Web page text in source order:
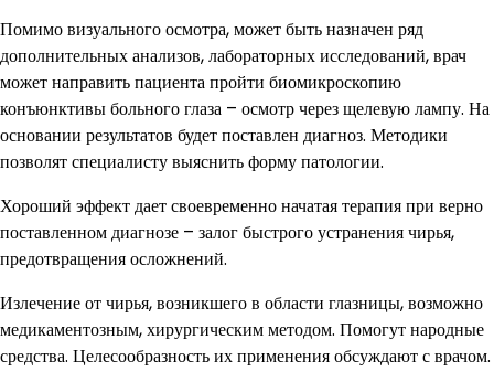
Помимо визуального осмотра, может быть назначен ряд
дополнительных анализов, лабораторных исследований, врач
может направить пациента пройти биомикроскопию
конъюнктивы больного глаза – осмотр через щелевую лампу. На
основании результатов будет поставлен диагноз. Методики
позволят специалисту выяснить форму патологии.
Хороший эффект дает своевременно начатая терапия при верно
поставленном диагнозе – залог быстрого устранения чирья,
предотвращения осложнений.
Излечение от чирья, возникшего в области глазницы, возможно
медикаментозным, хирургическим методом. Помогут народные
средства. Целесообразность их применения обсуждают с врачом.